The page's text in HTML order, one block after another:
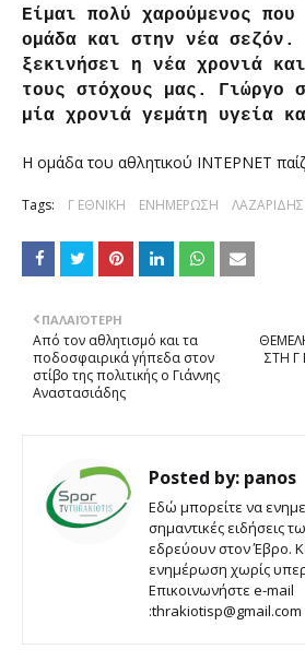
Είμαι πολύ χαρούμενος που
ομάδα και στην νέα σεζόν.
ξεκινήσει η νέα χρονιά
τους στόχους μας. Γιώργο
μία χρονιά γεμάτη υγεία
Η ομάδα του αθλητικού ΙΝΤΕΡΝΕΤ
Tags: Γ ΕΘΝΙΚΗ ΕΝΗΜΕΡΩΣΗ ΛΑΖΑΡΙΔΗΣ
ΣΤΗ Γ
ΠΑΛΑΙΌΤΕΡΗ
Από τον αθλητισμό και τα
ποδοσφαιρικά γήπεδα στον
στίβο της πολιτικής ο Γιάννης
Αναστασιάδης
Posted by: panos
Εδώ μπορείτε να
σημαντικές ειδήσεις
εδρεύουν στον Έβρο.
ενημέρωση χωρίς
Επικοινωνήστε e-mail
:thrakiotisp@gmail.com